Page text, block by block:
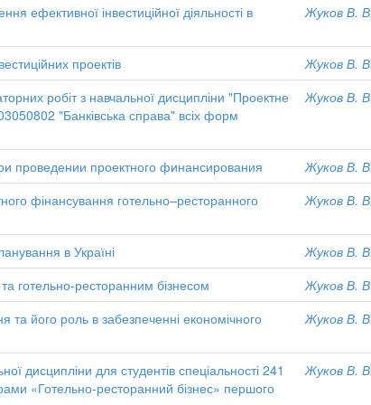
ефективної інвестиційної діяльності в
Жуков В. В.
проектів
Жуков В. В.
робіт з навчальної дисципліни "Проектне
"Банківська справа" всіх форм
Жуков В. В.
проведении проектного финансирования
Жуков В. В.
фінансування готельно–ресторанного
Жуков В. В.
в Україні
Жуков В. В.
готельно-ресторанним бізнесом
Жуков В. В.
та його роль в забезпеченні економічного
Жуков В. В.
дисципліни для студентів спеціальності 241
«Готельно-ресторанний бізнес» першого
Жуков В. В.